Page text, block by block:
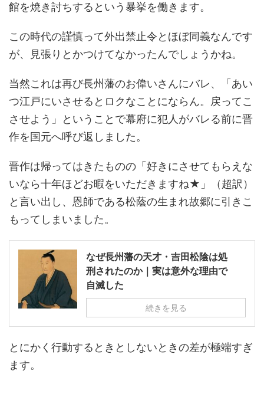
館を焼き討ちするという暴挙を働きます。
この時代の謹慎って外出禁止令とほぼ同義なんです
が、見張りとかつけてなかったんでしょうかね。
当然これは再び長州藩のお偉いさんにバレ、「あい
つ江戸にいさせるとロクなことにならん。戻ってこ
させよう」ということで幕府に犯人がバレる前に晋
作を国元へ呼び返しました。
晋作は帰ってはきたものの「好きにさせてもらえな
いなら十年ほどお暇をいただきますね★」（超訳）
と言い出し、恩師である松蔭の生まれ故郷に引きこ
もってしまいました。
なぜ長州藩の天才・吉田松陰は処
刑されたのか｜実は意外な理由で
自滅した
続きを見る
とにかく行動するときとしないときの差が極端すぎ
ます。